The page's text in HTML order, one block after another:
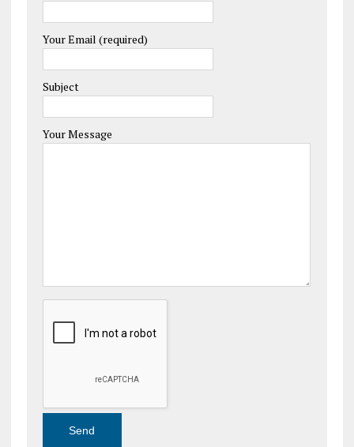
Your Email (required)
Subject
Your Message